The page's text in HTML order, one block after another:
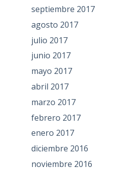
septiembre 2017
agosto 2017
julio 2017
junio 2017
mayo 2017
abril 2017
marzo 2017
febrero 2017
enero 2017
diciembre 2016
noviembre 2016